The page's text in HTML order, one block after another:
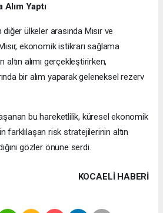
Alım Yaptı
diğer ülkeler arasında Mısır ve
ekonomik istikrarı sağlama
altın alımı gerçekleştirirken,
bir alım yaparak geleneksel rezerv
bu hareketlilik, küresel ekonomik
farklılaşan risk stratejilerinin altın
gözler önüne serdi.
KOCAELI HABERİ